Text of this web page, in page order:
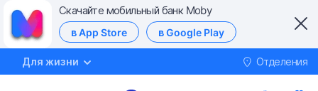
Скачайте мобильный банк Moby
в App Store в Google Play
Для жизни Отделения